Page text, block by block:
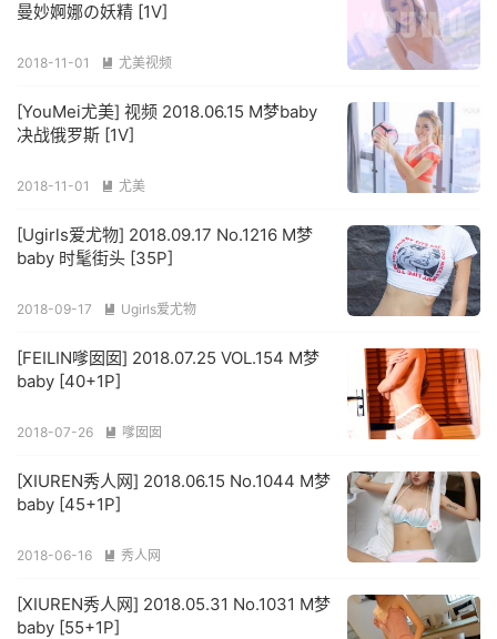
曼妙婀娜の妖精 [1V]
2018-11-01  尤美视频
[YouMei尤美] 视频 2018.06.15 M梦baby
决战俄罗斯 [1V]
2018-11-01  尤美
[Ugirls爱尤物] 2018.09.17 No.1216 M梦
baby 时髦街头 [35P]
2018-09-17  Ugirls爱尤物
[FEILIN嗲囡囡] 2018.07.25 VOL.154 M梦
baby [40+1P]
2018-07-26  嗲囡囡
[XIUREN秀人网] 2018.06.15 No.1044 M梦
baby [45+1P]
2018-06-16  秀人网
[XIUREN秀人网] 2018.05.31 No.1031 M梦
baby [55+1P]